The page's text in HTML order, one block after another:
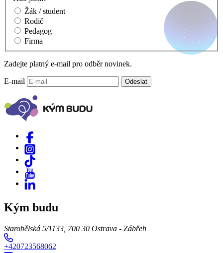
Žák / student
Rodič
Pedagog
Firma
Zadejte platný e-mail pro odběr novinek.
E-mail Odeslat
Kým budu
Starobělská 5/1133, 700 30 Ostrava - Zábřeh
+420723568062